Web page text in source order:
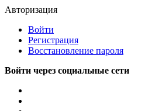
Авторизация
Войти
Регистрация
Восстановление пароля
Войти через социальные сети